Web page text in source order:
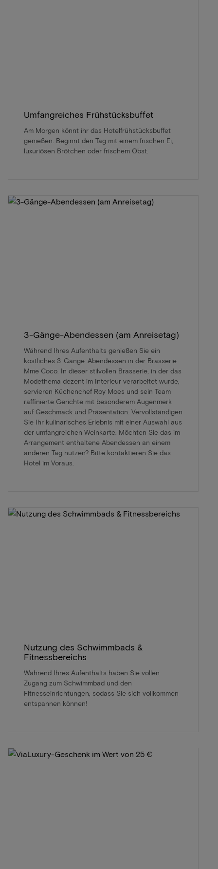
Umfangreiches Frühstücksbuffet
Am Morgen könnt ihr das Hotelfrühstücksbuffet
genießen. Beginnt den Tag mit einem frischen Ei,
luxuriösen Brötchen oder frischem Obst.
3-Gänge-Abendessen (am Anreisetag)
Während Ihres Aufenthalts genießen Sie ein
köstliches 3-Gänge-Abendessen in der Brasserie
Mme Coco. In dieser stilvollen Brasserie, in der das
Modethema dezent im Interieur verarbeitet wurde,
servieren Küchenchef Roy Moes und sein Team
raffinierte Gerichte mit besonderem Augenmerk
auf Geschmack und Präsentation. Vervollständigen
Sie Ihr kulinarisches Erlebnis mit einer Auswahl aus
der umfangreichen Weinkarte. Möchten Sie das im
Arrangement enthaltene Abendessen an einem
anderen Tag nutzen? Bitte kontaktieren Sie das
Hotel im Voraus.
Nutzung des Schwimmbads &
Fitnessbereichs
Während Ihres Aufenthalts haben Sie vollen
Zugang zum Schwimmbad und den
Fitnesseinrichtungen, sodass Sie sich vollkommen
entspannen können!